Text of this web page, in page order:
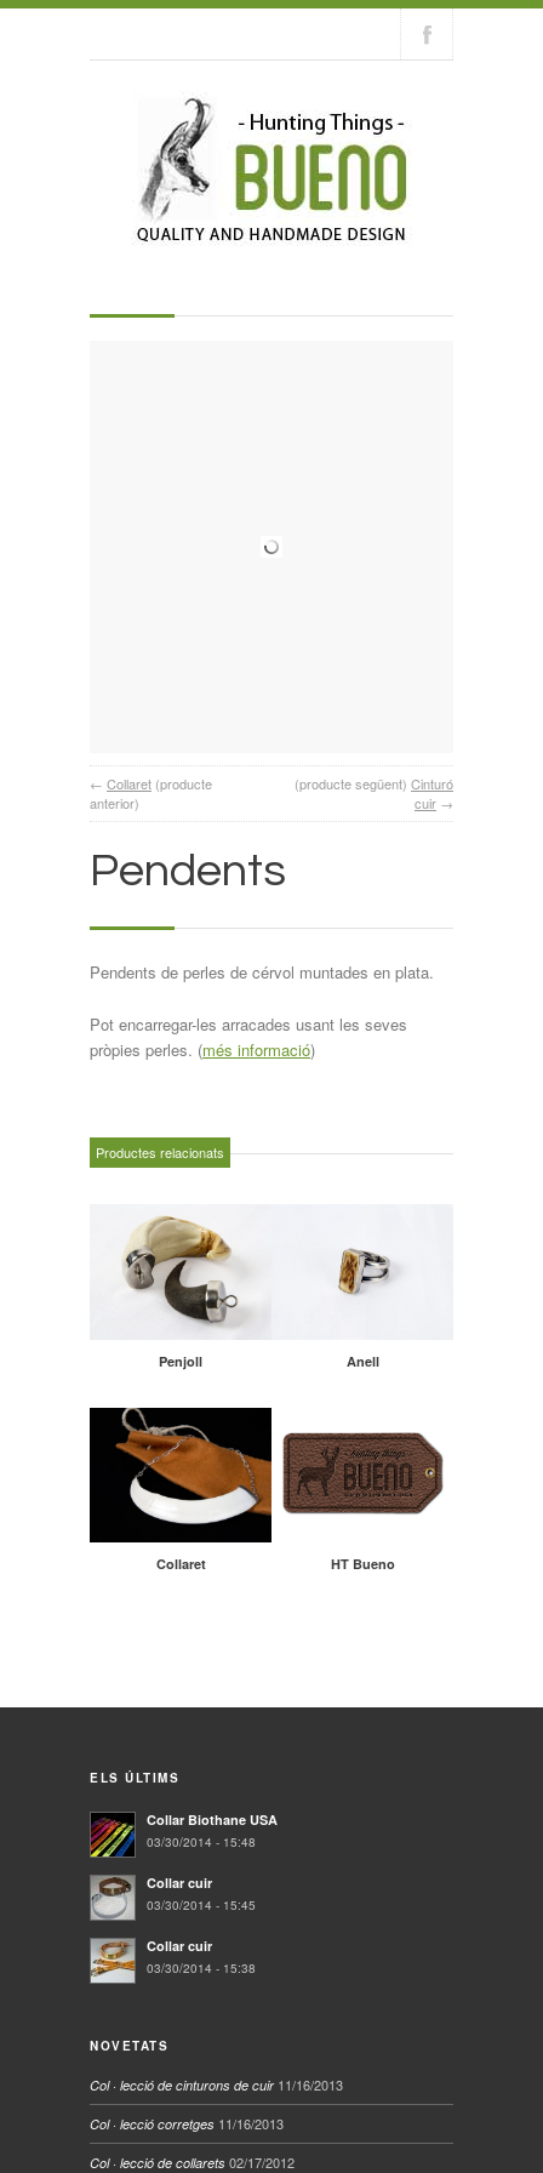
← Collaret (producte
anterior)
(producte següent) Cinturó
cuir →
Pendents
Pendents de perles de cérvol muntades en plata.
Pot encarregar-les arracades usant les seves
pròpies perles. (més informació)
Productes relacionats
Penjoll Anell
Collaret HT Bueno
ELS ÚLTIMS
Collar Biothane USA
03/30/2014 - 15:48
Collar cuir
03/30/2014 - 15:45
Collar cuir
03/30/2014 - 15:38
NOVETATS
Col · lecció de cinturons de cuir 11/16/2013
Col · lecció corretges 11/16/2013
Col · lecció de collarets 02/17/2012